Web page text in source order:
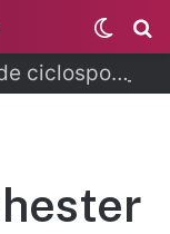
SSa descarta brote activo de ciclosporiasis
Switch
skin